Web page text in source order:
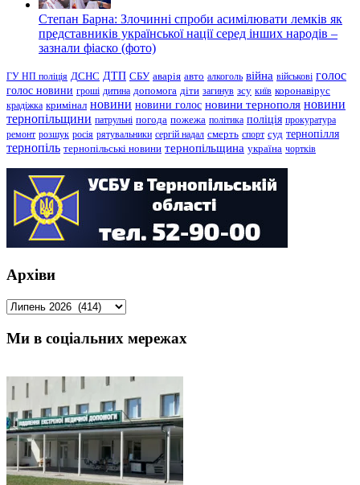
Степан Барна: Злочинні спроби асимілювати лемків як
представників української нації серед інших народів –
зазнали фіаско (фото)
ГУ НП поліція ДСНС ДТП СБУ аварія авто алкоголь війна військові голос
голос новини гроші дитина допомога діти загинув зсу київ коронавірус
крадіжка кримінал новини новини голос новини тернополя новини
тернопільщини патрульні погода пожежа політика поліція прокуратура
ремонт розшук росія рятувальники сергій надал смерть спорт суд тернопілля
тернопіль тернопільські новини тернопільщина україна чортків
Архіви
Архіви
Ми в соціальних мережах